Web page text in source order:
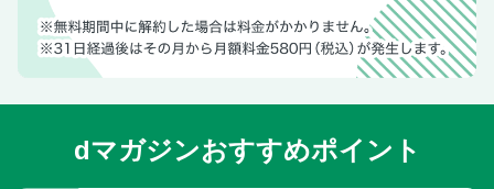
東日本学生相撲
西日本学生相撲
〈アマ翔る！261〉◎十枝慶二 追悼 ウクライナ相撲連盟
角界ニュース
dマガジンおすすめポイント